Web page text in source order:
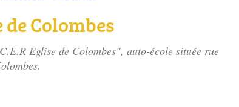
de Colombes
Eglise de Colombes", auto-école située rue